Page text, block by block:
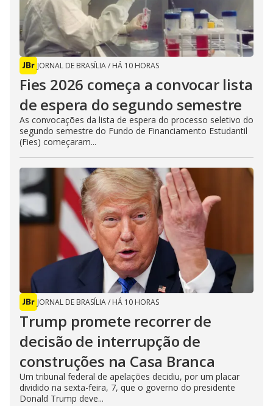
JORNAL DE BRASÍLIA/ HÁ 10 HORAS
Fies 2026 começa a convocar lista
de espera do segundo semestre
As convocações da lista de espera do processo seletivo do
segundo semestre do Fundo de Financiamento Estudantil
(Fies) começaram...
JORNAL DE BRASÍLIA/ HÁ 10 HORAS
Trump promete recorrer de
decisão de interrupção de
construções na Casa Branca
Um tribunal federal de apelações decidiu, por um placar
dividido na sexta-feira, 7, que o governo do presidente
Donald Trump deve...